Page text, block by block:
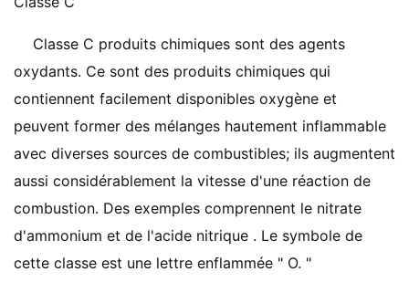
Classe C produits chimiques sont des agents
oxydants. Ce sont des produits chimiques qui
contiennent facilement disponibles oxygène et
peuvent former des mélanges hautement inflammable
avec diverses sources de combustibles; ils augmentent
aussi considérablement la vitesse d'une réaction de
combustion. Des exemples comprennent le nitrate
d'ammonium et de l'acide nitrique . Le symbole de
cette classe est une lettre enflammée " O. "